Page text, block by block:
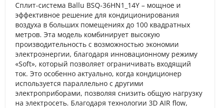
Сплит-система Ballu BSQ-36HN1_14Y – мощное и
эффективное решение для кондиционирования
воздуха в больших помещениях до 100 квадратных
метров. Эта модель комбинирует высокую
производительность с возможностью экономии
электроэнергии, благодаря инновационному режиму
«Soft», который позволяет ограничивать входящий
ток. Это особенно актуально, когда кондиционер
используется параллельно с другими
электроприборами, позволяя снизить общую нагрузку
на электросеть. Благодаря технологии 3D AIR flow,